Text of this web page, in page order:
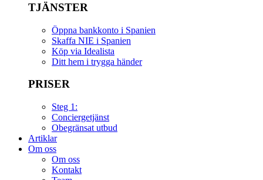
TJÄNSTER
Öppna bankkonto i Spanien
Skaffa NIE i Spanien
Köp via Idealista
Ditt hem i trygga händer
PRISER
Steg 1:
Conciergetjänst
Obegränsat utbud
Artiklar
Om oss
Om oss
Kontakt